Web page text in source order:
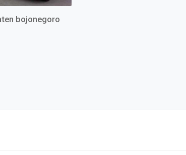
bojonegoro